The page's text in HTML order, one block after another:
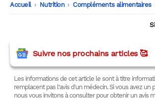
Accueil -
Nutrition -
Compléments alimentaires
Suivre nos prochains articles 🥰
Les informations de cet article le sont à titre
remplacent pas l'avis d'un médecin. Si vous avez un
nous vous invitons à consulter pour obtenir un avis